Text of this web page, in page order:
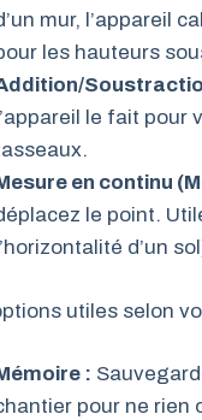
mur, l’appareil
les hauteurs
le fait pour
en continu
le point.
d’un
utiles selon
:
pour ne rien